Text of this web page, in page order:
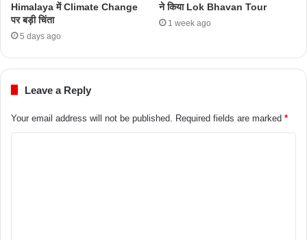
Himalaya में Climate Change
पर बड़ी चिंता
5 days ago
ने किया Lok Bhavan Tour
1 week ago
Leave a Reply
Your email address will not be published. Required fields are marked *